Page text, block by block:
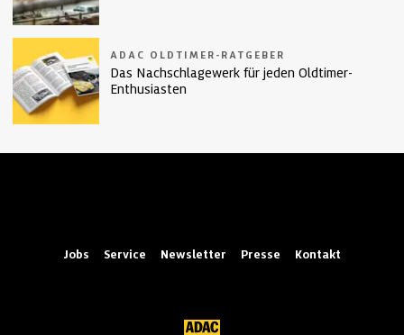
ADAC OLDTIMER-RATGEBER
Das Nachschlagewerk für jeden Oldtimer-
Enthusiasten
Jobs Service Newsletter Presse Kontakt